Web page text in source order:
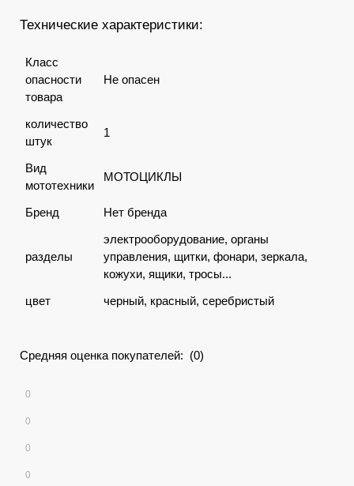
Технические характеристики:
Класс
опасности
товара
Не опасен
количество
штук
1
Вид
мототехники
МОТОЦИКЛЫ
Бренд Нет бренда
разделы
электрооборудование, органы
управления, щитки, фонари, зеркала,
кожухи, ящики, тросы...
цвет
черный, красный, серебристый
Средняя оценка покупателей: (0)
0
0
0
0